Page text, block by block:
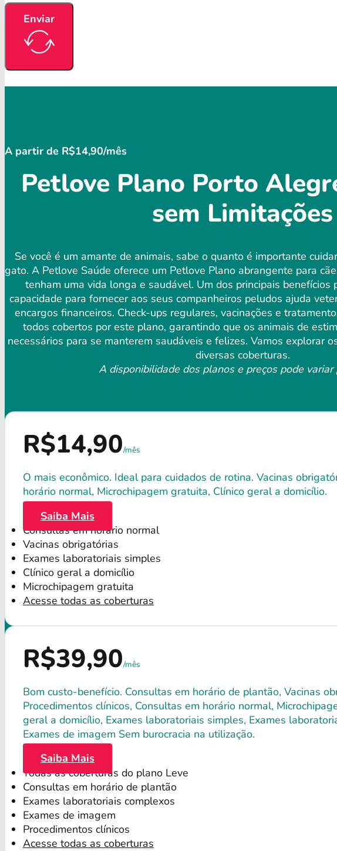
Enviar
A partir de R$14,90/mês
Petlove Plano Porto
sem Limitações
Se você é um amante de animais, sabe o quanto é importante
gato. A Petlove Saúde oferece um Petlove Plano abrangente para
tenham uma vida longa e saudável. Um dos principais benefícios
capacidade para fornecer aos seus companheiros peludos ajuda
encargos financeiros. Check-ups regulares, vacinações e
todos cobertos por este plano, garantindo que os animais de
necessários para se manterem saudáveis ​​e felizes. Vamos explorar
diversas coberturas.
A disponibilidade dos planos e preços pode variar
R$14,90/mês
O mais econômico. Ideal para cuidados de rotina. Vacinas
horário normal, Microchipagem gratuita, Clínico geral a domicílio.
Saiba Mais
Consultas em horário normal
Vacinas obrigatórias
Exames laboratoriais simples
Clínico geral a domicílio
Microchipagem gratuita
Acesse todas as coberturas
R$39,90/mês
Bom custo-benefício. Consultas em horário de plantão, Vacinas
Procedimentos clínicos, Consultas em horário normal,
geral a domicílio, Exames laboratoriais simples, Exames
Exames de imagem Sem burocracia na utilização.
Saiba Mais
Todas as coberturas do plano Leve
Consultas em horário de plantão
Exames laboratoriais complexos
Exames de imagem
Procedimentos clínicos
Acesse todas as coberturas